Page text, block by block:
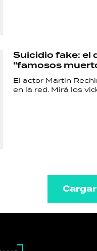
Suicidio fake: el
"famosos
El actor Martín
en la red. Mirá los